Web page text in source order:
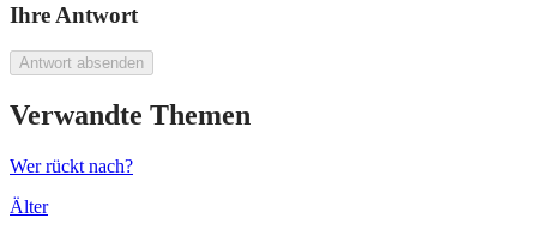
Ihre Antwort
Antwort absenden
Verwandte Themen
Wer rückt nach?
Älter